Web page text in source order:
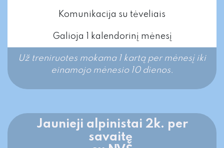
Komunikacija su tėveliais
Galioja 1 kalendorinį mėnesį
Už treniruotes mokama 1 kartą per mėnesį iki
einamojo mėnesio 10 dienos.​
Jaunieji alpinistai 2k. per
savaitę